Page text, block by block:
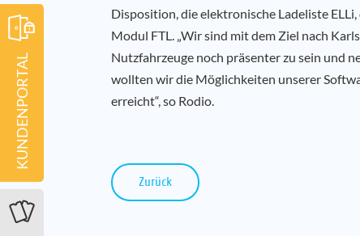
Disposition, die elektronische Ladeliste
Modul FTL. „Wir sind mit dem Ziel nach
Nutzfahrzeuge noch präsenter zu sein und
wollten wir die Möglichkeiten unserer
erreicht“, so Rodio.
Zurück
KUNDENPORTAL